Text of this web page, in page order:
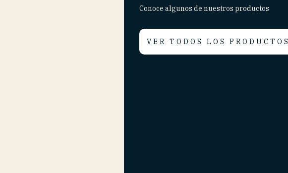
Conoce algunos de nuestros productos
VER TODOS LOS PRODUCTOS